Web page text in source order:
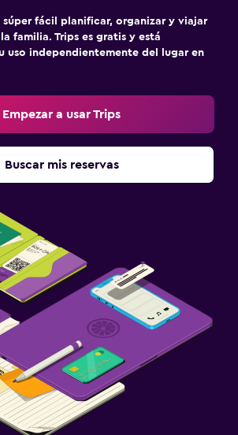
súper fácil planificar, organizar y viajar
familia. Trips es gratis y está
uso independientemente del lugar en
Empezar a usar Trips
Buscar mis reservas